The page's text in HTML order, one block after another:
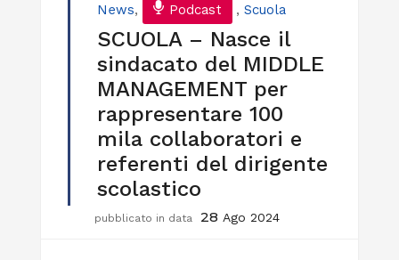
News, Podcast , Scuola
SCUOLA – Nasce il
sindacato del MIDDLE
MANAGEMENT per
rappresentare 100
mila collaboratori e
referenti del dirigente
scolastico
pubblicato in data 28 Ago 2024